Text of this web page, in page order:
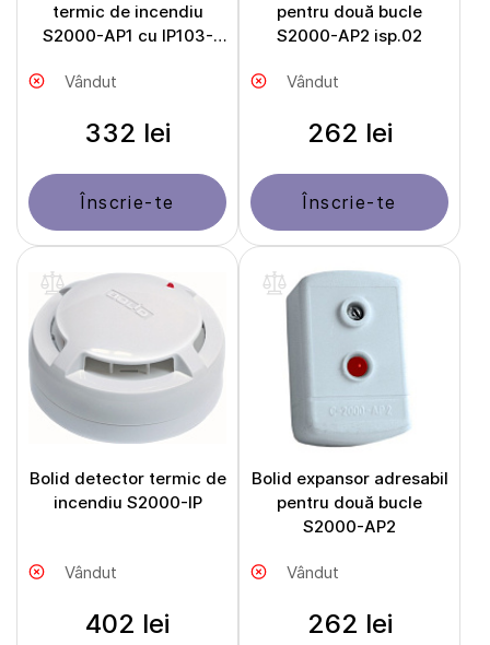
termic de incendiu
S2000-AP1 cu IP103-
Vândut
332 lei
Înscrie-te
pentru două bucle
S2000-AP2 isp.02
Vândut
262 lei
Înscrie-te
Bolid detector termic de
incendiu S2000-IP
Vândut
402 lei
Bolid expansor adresabil
pentru două bucle
S2000-AP2
Vândut
262 lei